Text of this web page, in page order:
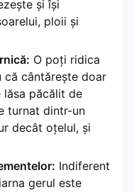
și își
ploii și
O poți ridica
că cântărește doar
lăsa păcălit de
turnat dintr-un
decât oțelul, și
Indiferent
gerul este